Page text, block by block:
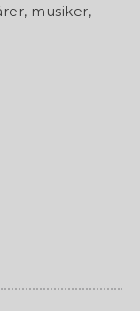
musiker,